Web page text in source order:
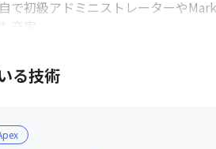
で初級アドミニストレーターや
充実。
挑戦いただける環境があります。
る技術